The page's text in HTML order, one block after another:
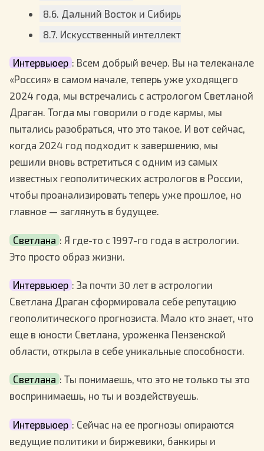
8.6. Дальний Восток и Сибирь
8.7. Искусственный интеллект
Интервьюер : Всем добрый вечер. Вы на телеканале
«Россия» в самом начале, теперь уже уходящего
2024 года, мы встречались с астрологом Светланой
Драган. Тогда мы говорили о годе кармы, мы
пытались разобраться, что это такое. И вот сейчас,
когда 2024 год подходит к завершению, мы
решили вновь встретиться с одним из самых
известных геополитических астрологов в России,
чтобы проанализировать теперь уже прошлое, но
главное — заглянуть в будущее.
Светлана : Я где-то с 1997-го года в астрологии.
Это просто образ жизни.
Интервьюер : За почти 30 лет в астрологии
Светлана Драган сформировала себе репутацию
геополитического прогнозиста. Мало кто знает, что
еще в юности Светлана, уроженка Пензенской
области, открыла в себе уникальные способности.
Светлана : Ты понимаешь, что это не только ты это
воспринимаешь, но ты и воздействуешь.
Интервьюер : Сейчас на ее прогнозы опираются
ведущие политики и биржевики, банкиры и